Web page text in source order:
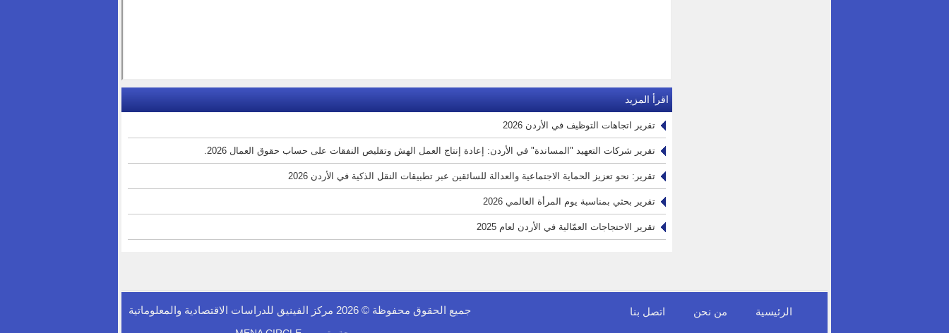
اقرأ المزيد
تقرير اتجاهات التوظيف في الأردن 2026
تقرير شركات التعهيد "المساندة" في الأردن: إعادة إنتاج العمل الهش وتقليص النفقات على حساب حقوق العمال 2026.
تقرير: نحو تعزيز الحماية الاجتماعية والعدالة للسائقين عبر تطبيقات النقل الذكية في الأردن 2026
تقرير بحثي بمناسبة يوم المرأة العالمي 2026
تقرير الاحتجاجات العمّالية في الأردن لعام 2025
الرئيسية من نحن اتصل بنا جميع الحقوق محفوظة © 2026 مركز الفينيق للدراسات الاقتصادية والمعلوماتية